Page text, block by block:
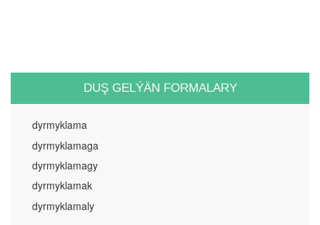
DUŞ GELÝÄN FORMALARY
dyrmyklama
dyrmyklamaga
dyrmyklamagy
dyrmyklamak
dyrmyklamaly